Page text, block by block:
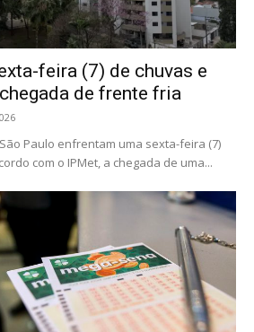
feira (7) de chuvas e
de frente fria
Paulo enfrentam uma sexta-feira (7)
com o IPMet, a chegada de uma...